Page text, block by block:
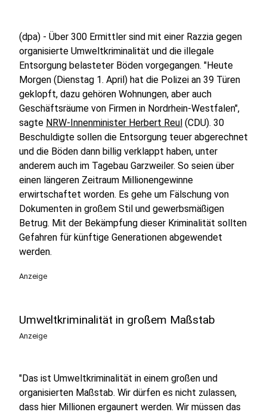
(dpa) - Über 300 Ermittler sind mit einer Razzia gegen
organisierte Umweltkriminalität und die illegale
Entsorgung belasteter Böden vorgegangen. "Heute
Morgen (Dienstag 1. April) hat die Polizei an 39 Türen
geklopft, dazu gehören Wohnungen, aber auch
Geschäftsräume von Firmen in Nordrhein-Westfalen",
sagte NRW-Innenminister Herbert Reul (CDU). 30
Beschuldigte sollen die Entsorgung teuer abgerechnet
und die Böden dann billig verklappt haben, unter
anderem auch im Tagebau Garzweiler. So seien über
einen längeren Zeitraum Millionengewinne
erwirtschaftet worden. Es gehe um Fälschung von
Dokumenten in großem Stil und gewerbsmäßigen
Betrug. Mit der Bekämpfung dieser Kriminalität sollten
Gefahren für künftige Generationen abgewendet
werden.
Anzeige
Umweltkriminalität in großem Maßstab
Anzeige
"Das ist Umweltkriminalität in einem großen und
organisierten Maßstab. Wir dürfen es nicht zulassen,
dass hier Millionen ergaunert werden. Wir müssen das